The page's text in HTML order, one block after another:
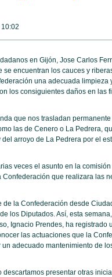
10:02
en Gijón, Jose Carlos
encuentran los cauces y
una adecuada limpieza
los consiguientes daños en las
que nos trasladan
las de Cenero o La Pedrera,
arroyo de La Pedrera por el
veces el asunto en la
que realizara las
la Confederación desde
los Diputados. Así, esta
Ignacio Prendes, ha registrado
las actuaciones que la
adecuado mantenimiento de
presentar otras